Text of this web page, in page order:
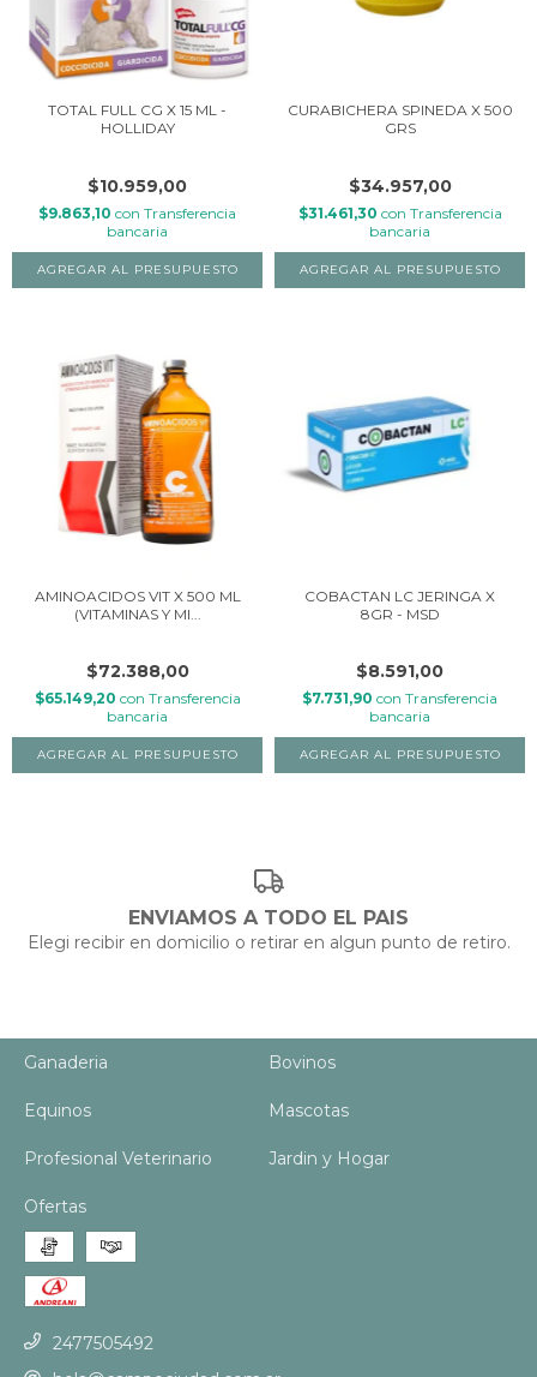
TOTAL FULL CG X 15 ML -
HOLLIDAY
$10.959,00
$9.863,10 con Transferencia
bancaria
CURABICHERA SPINEDA X 500
GRS
$34.957,00
$31.461,30 con Transferencia
bancaria
AMINOACIDOS VIT X 500 ML
(VITAMINAS Y MI...
$72.388,00
$65.149,20 con Transferencia
bancaria
COBACTAN LC JERINGA X
8GR - MSD
$8.591,00
$7.731,90 con Transferencia
bancaria
ENVIAMOS A TODO EL PAIS
Elegi recibir en domicilio o retirar en algun punto de retiro.
Ganaderia Bovinos
Equinos Mascotas
Profesional Veterinario Jardin y Hogar
Ofertas
2477505492